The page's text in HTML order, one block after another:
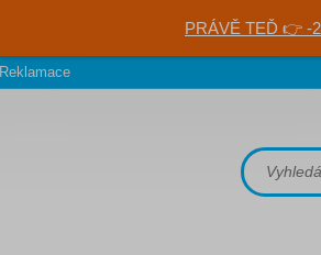
PRÁVĚ TEĎ 👉 -
Reklamace